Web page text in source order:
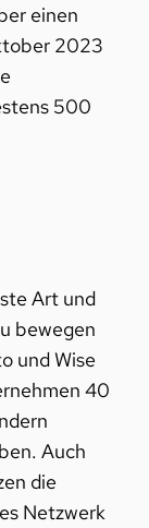
einen
2023
500
Art und
bewegen
und Wise
40
Auch
die
Netzwerk